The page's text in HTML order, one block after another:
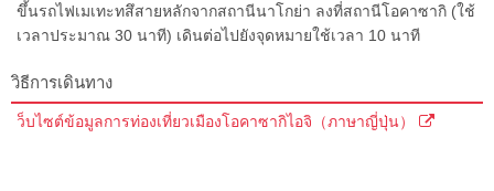
ขึ้นรถไฟเมเทะทสึสายหลักจากสถานีนาโกย่า ลงที่สถานีโอคาซากิ (ใช้
เวลาประมาณ 30 นาที) เดินต่อไปยังจุดหมายใช้เวลา 10 นาที
วิธีการเดินทาง
ว็บไซต์ข้อมูลการท่องเที่ยวเมืองโอคาซากิไอจิ（ภาษาญี่ปุ่น）